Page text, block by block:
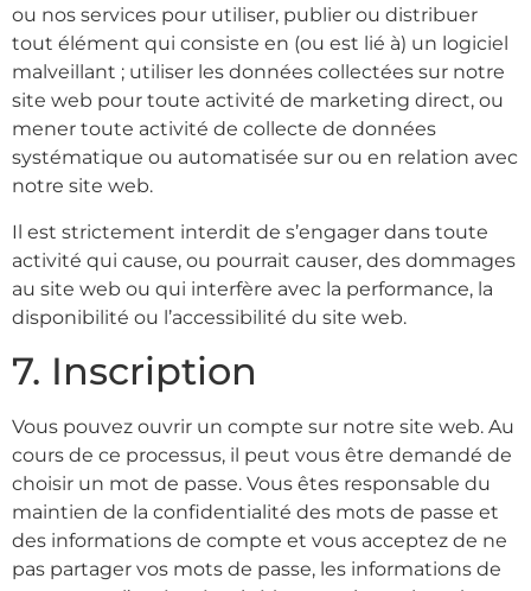
ou nos services pour utiliser, publier ou distribuer
tout élément qui consiste en (ou est lié à) un logiciel
malveillant ; utiliser les données collectées sur notre
site web pour toute activité de marketing direct, ou
mener toute activité de collecte de données
systématique ou automatisée sur ou en relation avec
notre site web.
Il est strictement interdit de s’engager dans toute
activité qui cause, ou pourrait causer, des dommages
au site web ou qui interfère avec la performance, la
disponibilité ou l’accessibilité du site web.
7. Inscription
Vous pouvez ouvrir un compte sur notre site web. Au
cours de ce processus, il peut vous être demandé de
choisir un mot de passe. Vous êtes responsable du
maintien de la confidentialité des mots de passe et
des informations de compte et vous acceptez de ne
pas partager vos mots de passe, les informations de